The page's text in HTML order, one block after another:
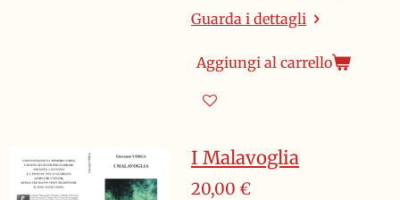
Guarda i dettagli
Aggiungi al carrello
I Malavoglia
20,00 €